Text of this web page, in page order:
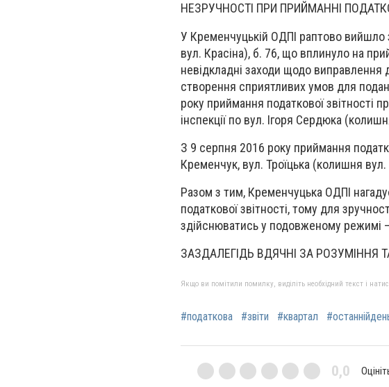
НЕЗРУЧНОСТІ ПРИ ПРИЙМАННІ
У Кременчуцькій ОДПІ раптово
вул. Красіна), б. 76, що вплинуло на
невідкладні заходи щодо виправлення
створення сприятливих умов для
року приймання податкової звітності
інспекції по вул. Ігоря Сердюка
З 9 серпня 2016 року приймання
Кременчук, вул. Троїцька (колишня
Разом з тим, Кременчуцька ОДПІ
податкової звітності, тому для
здійснюватись у подовженому режимі
ЗАЗДАЛЕГІДЬ ВДЯЧНІ ЗА РОЗУМІННЯ
Якщо ви помітили помилку, виділіть необхідний текст і
#податкова #звіти #квартал
0,0